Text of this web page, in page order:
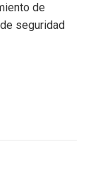
de
seguridad